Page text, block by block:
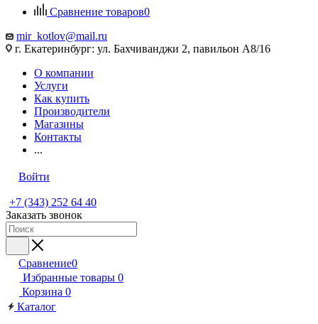
Сравнение товаров0
mir_kotlov@mail.ru
г. Екатеринбург: ул. Бахчиванджи 2, павильон А8/16
О компании
Услуги
Как купить
Производители
Магазины
Контакты
...
Войти
+7 (343) 252 64 40
Заказать звонок
Сравнение0
Избранные товары 0
Корзина 0
Каталог